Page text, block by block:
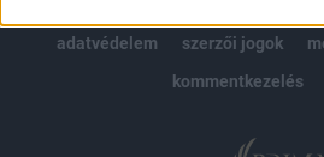
adatvédelem
szerzői jogok
kommentkezelés